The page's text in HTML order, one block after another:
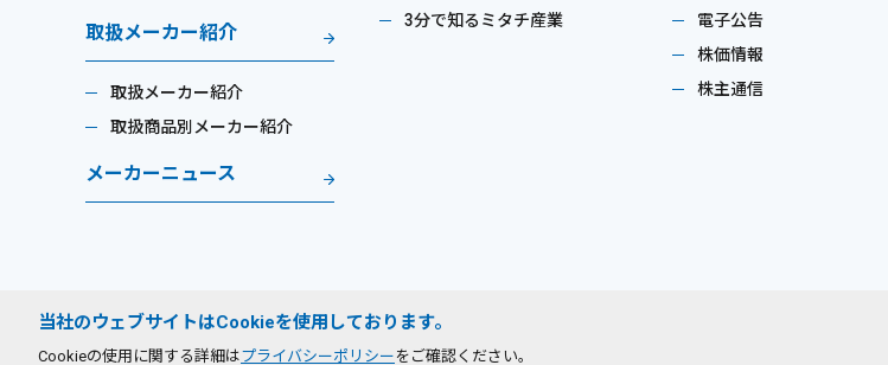
取扱メーカー紹介
取扱メーカー紹介
取扱商品別メーカー紹介
メーカーニュース
3分で知るミタチ産業
電子公告
株価情報
株主通信
プライバシーポリシー サイトのご利用条件
当社のウェブサイトはCookieを使用しております。
Cookieの使用に関する詳細はプライバシーポリシー をご確認ください。